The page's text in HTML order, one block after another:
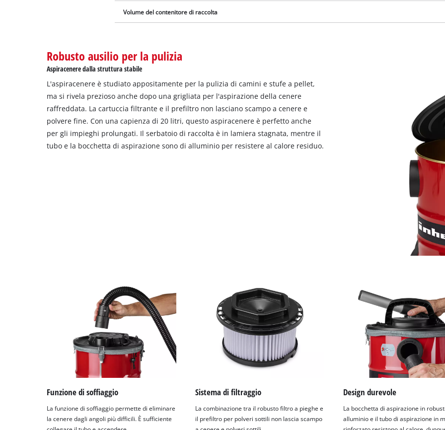
visitor. The website owner needs to setup
to the list of technologies used.
Volume del contenitore di raccolta
Robusto ausilio per la pulizia
Aspiracenere dalla struttura stabile
L'aspiracenere è studiato appositamente per la pulizia di camini e stufe a pellet,
ma si rivela prezioso anche dopo una grigliata per l'aspirazione della cenere
raffreddata. La cartuccia filtrante e il prefiltro non lasciano scampo a cenere e
polvere fine. Con una capienza di 20 litri, questo aspiracenere è perfetto anche
per gli impieghi prolungati. Il serbatoio di raccolta è in lamiera stagnata, mentre il
tubo e la bocchetta di aspirazione sono di alluminio per resistere al calore residuo.
Funzione di soffiaggio
La funzione di soffiaggio permette di eliminare
la cenere dagli angoli più difficili. È sufficiente
Sistema di filtraggio
La combinazione tra il robusto filtro a pieghe e
il prefiltro per polveri sottili non lascia scampo
Design durevole
La bocchetta di aspirazione in
alluminio e il tubo di aspirazione in